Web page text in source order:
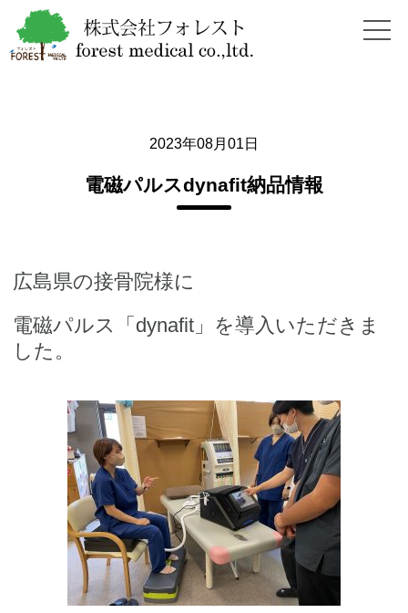
2023年08月01日
電磁パルスdynafit納品情報
広島県の接骨院様に
電磁パルス「dynafit」を導入いただきま
した。